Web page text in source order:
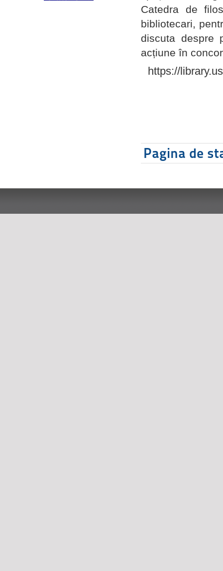
Catedra de
bibliotecari,
discuta despre
acțiune în
https://
Pagina de